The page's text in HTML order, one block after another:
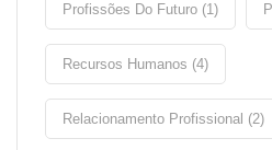
Profissões Do Futuro (1)
Recursos Humanos (4)
Relacionamento Profissional (2)